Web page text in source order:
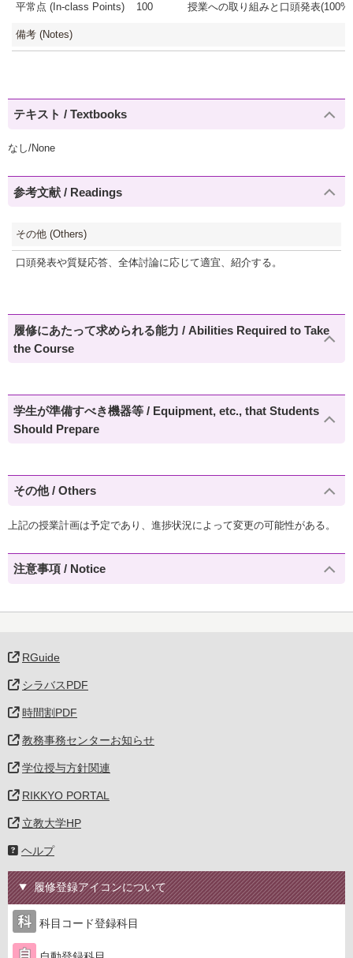
平常点 (In-class Points) 100 授業への取り組みと口頭発表(100%)
備考 (Notes)
テキスト / Textbooks
なし/None
参考文献 / Readings
その他 (Others)
口頭発表や質疑応答、全体討論に応じて適宜、紹介する。
履修にあたって求められる能力 / Abilities Required to Take
the Course
学生が準備すべき機器等 / Equipment, etc., that Students
Should Prepare
その他 / Others
上記の授業計画は予定であり、進捗状況によって変更の可能性がある。
注意事項 / Notice
RGuide
シラバスPDF
時間割PDF
教務事務センターお知らせ
学位授与方針関連
RIKKYO PORTAL
立教大学HP
ヘルプ
履修登録アイコンについて
科目コード登録科目